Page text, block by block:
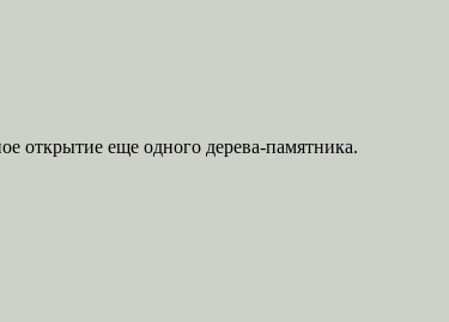
открытие еще одного дерева-памятника.